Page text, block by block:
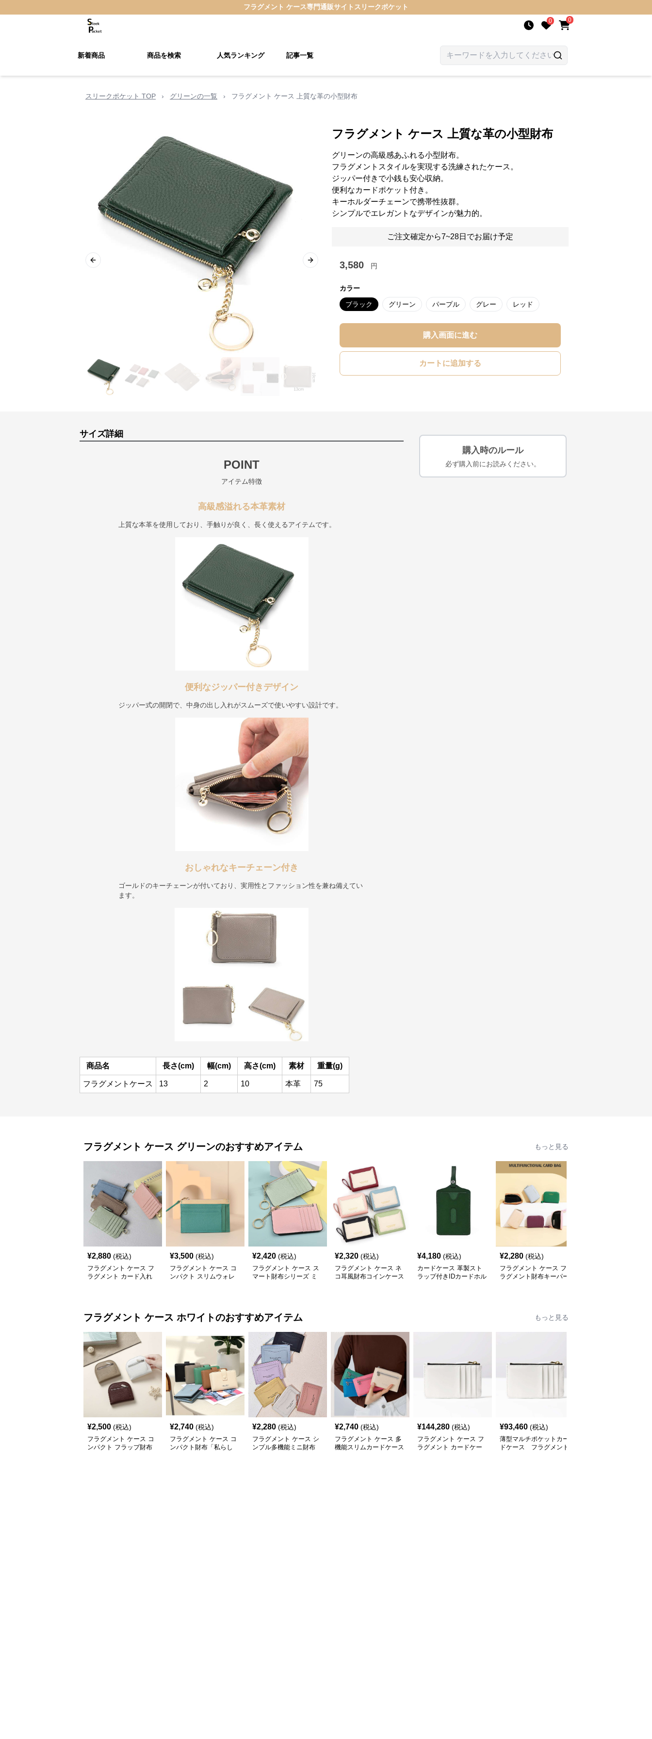
フラグメント ケース専門通販サイト スリークポケット
0 0
新着商品 商品を検索 人気ランキング 記事一覧
スリークポケット TOP › グリーンの一覧 › フラグメント ケース 上質な革の小型財布
Previous slide Next slide
フラグメント ケース 上質な革の小型財布
グリーンの高級感あふれる小型財布。
フラグメントスタイルを実現する洗練されたケース。
ジッパー付きで小銭も安心収納。
便利なカードポケット付き。
キーホルダーチェーンで携帯性抜群。
シンプルでエレガントなデザインが魅力的。
ご注文確定から7~28日でお届け予定
3,580 円
カラー
ブラック グリーン パープル グレー レッド
購入画面に進む
カートに追加する
サイズ詳細
POINT
アイテム特徴
高級感溢れる本革素材
上質な本革を使用しており、手触りが良く、長く使えるアイテムです。
便利なジッパー付きデザイン
ジッパー式の開閉で、中身の出し入れがスムーズで使いやすい設計です。
おしゃれなキーチェーン付き
ゴールドのキーチェーンが付いており、実用性とファッション性を兼ね備えてい
ます。
商品名 長さ(cm) 幅(cm) 高さ(cm) 素材 重量(g)
フラグメントケース 13 2 10 本革 75
購入時のルール
必ず購入前にお読みください。
フラグメント ケース グリーンのおすすめアイテム もっと見る
¥2,880 (税込)
フラグメント ケース フ
ラグメント カード入れ
¥3,500 (税込)
フラグメント ケース コ
ンパクト スリムウォレ
¥2,420 (税込)
フラグメント ケース ス
マート財布シリーズ ミ
¥2,320 (税込)
フラグメント ケース ネ
コ耳風財布コインケース
¥4,180 (税込)
カードケース 革製スト
ラップ付きIDカードホル
¥2,280 (税込)
フラグメント ケース フ
ラグメント財布キーパー
フラグメント ケース ホワイトのおすすめアイテム もっと見る
¥2,500 (税込)
フラグメント ケース コ
ンパクト フラップ財布
¥2,740 (税込)
フラグメント ケース コ
ンパクト財布「私らし
¥2,280 (税込)
フラグメント ケース シ
ンプル多機能ミニ財布
¥2,740 (税込)
フラグメント ケース 多
機能スリムカードケース
¥144,280 (税込)
フラグメント ケース フ
ラグメント カードケー
¥93,460 (税込)
薄型マルチポケットカー
ドケース フラグメント